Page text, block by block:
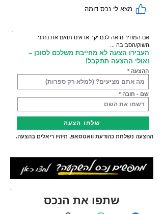
מצא לי נכס דומה
אם המחיר נראה לכם יקר או אינו תואם את נתוני
השוק/הסביבה ...
העבירו הצעה לא מחייבת משלכם לסוכן –
ואולי ההצעה תתקבל!
ההצעה
שם - חובה
שלחו הצעה
ההצעה נשלחת כהודעת וואטסאפ, תיהיו ריאלים בהצעה.
שתפו את הנכס